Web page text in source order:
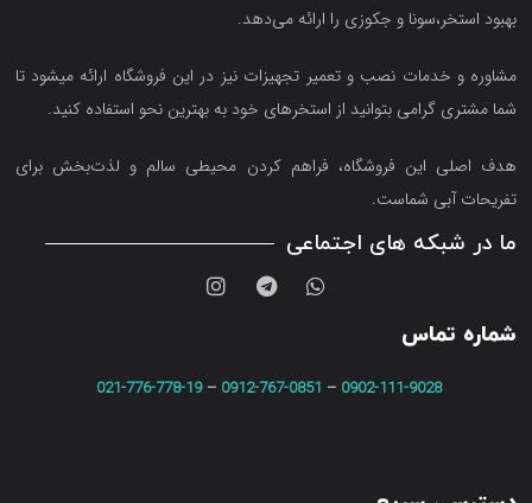
بهبود استخر،سونا و جکوزی را ارائه می‌دهد.
مشاوره و خدمات نصب و تعمیر تجهیزات نیز در این فروشگاه ارائه میشود تا
شما مشتری گرامی بتوانید از استخرهای خود به بهترین نحو استفاده کنید.
هدف اصلی این فروشگاه‌، فراهم کردن محیطی سالم و لذت‌بخش برای
تفریحات آبی شماست.
ما در شبکه های اجتماعی
شماره تماس
0902-111-9028
–
0912-767-0851
–
021-776-778-19